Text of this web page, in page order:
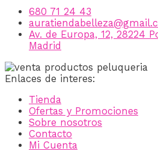
680 71 24 43
Av. de Europa, 12, 28224
Madrid
Enlaces de interes:
Tienda
Ofertas y Promociones
Sobre nosotros
Contacto
Mi Cuenta